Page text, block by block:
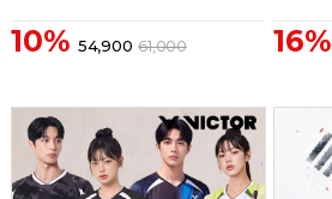
10% 54,900 61,000 16%